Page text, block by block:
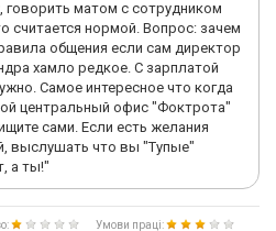
говорить матом с сотрудником
нормой. Вопрос: зачем
общения если сам директор
хамло редкое. С зарплатой
Самое интересное что когда
центральный офис "Фоктрота"
сами. Если есть желания
выслушать что вы "Тупые"
а ты!"
Умови праці: